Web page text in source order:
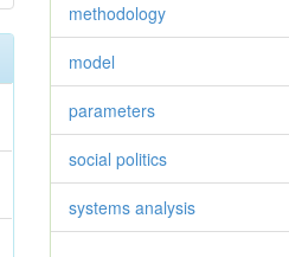
methodology
model
parameters
social politics
systems analysis